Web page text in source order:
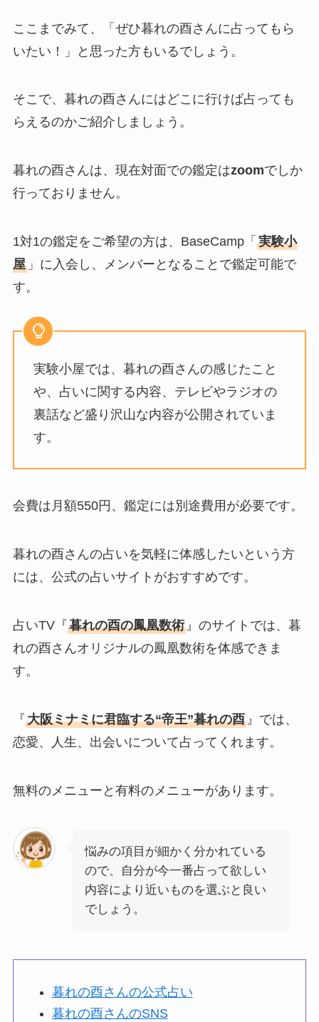
ここまでみて、「ぜひ暮れの酉さんに占ってもら
いたい！」と思った方もいるでしょう。
そこで、暮れの酉さんにはどこに行けば占っても
らえるのかご紹介しましょう。
暮れの酉さんは、現在対面での鑑定はzoomでしか
行っておりません。
1対1の鑑定をご希望の方は、BaseCamp「 実験小
屋」に入会し、メンバーとなることで鑑定可能で
す。
実験小屋では、暮れの酉さんの感じたこと
や、占いに関する内容、テレビやラジオの
裏話など盛り沢山な内容が公開されていま
す。
会費は月額550円、鑑定には別途費用が必要です。
暮れの酉さんの占いを気軽に体感したいという方
には、公式の占いサイトがおすすめです。
占いTV『暮れの酉の鳳凰数術』のサイトでは、暮
れの酉さんオリジナルの鳳凰数術を体感できま
す。
『大阪ミナミに君臨する“帝王”暮れの酉』では、
恋愛、人生、出会いについて占ってくれます。
無料のメニューと有料のメニューがあります。
悩みの項目が細かく分かれている
ので、自分が今一番占って欲しい
内容により近いものを選ぶと良い
でしょう。
暮れの酉さんの公式占い
暮れの酉さんのSNS